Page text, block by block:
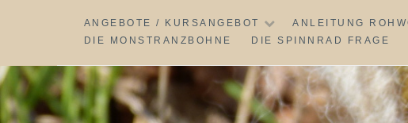
ANGEBOTE / KURSANGEBOT ANLEITUNG
DIE MONSTRANZBOHNE
DIE SPINNRAD FRAGE